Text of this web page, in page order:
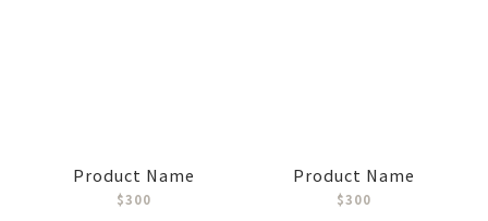
Product Name
$300
Product Name
$300